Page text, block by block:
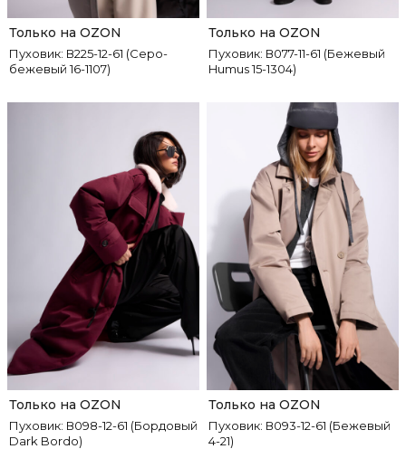
Пуховик: В225-12-61 (Серо-
бежевый 16-1107)
Только на OZON
Пуховик: В077-11-61 (Бежевый
Humus 15-1304)
Только на OZON
Пуховик: В098-12-61 (Бордовый
Dark Bordo)
Только на OZON
Пуховик: В093-12-61 (Бежевый
4-21)
Только на OZON